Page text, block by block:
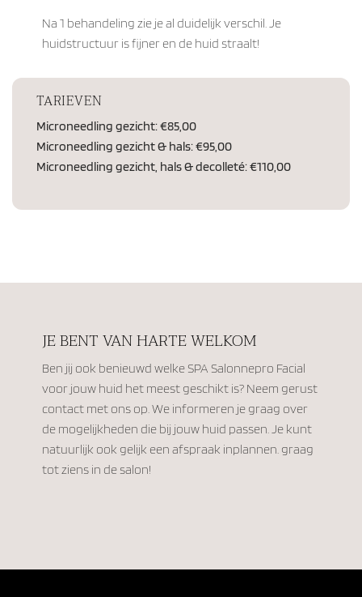
Na 1 behandeling zie je al duidelijk verschil. Je
huidstructuur is fijner en de huid straalt!
TARIEVEN
Microneedling gezicht: €85,00
Microneedling gezicht & hals: €95,00
Microneedling gezicht, hals & decolleté: €110,00
JE BENT VAN HARTE WELKOM
Ben jij ook benieuwd welke SPA Salonnepro Facial
voor jouw huid het meest geschikt is? Neem gerust
contact met ons op. We informeren je graag over
de mogelijkheden die bij jouw huid passen. Je kunt
natuurlijk ook gelijk een afspraak inplannen. graag
tot ziens in de salon!